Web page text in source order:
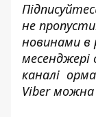
не
новинами в
месенджері
каналі
Viber можна